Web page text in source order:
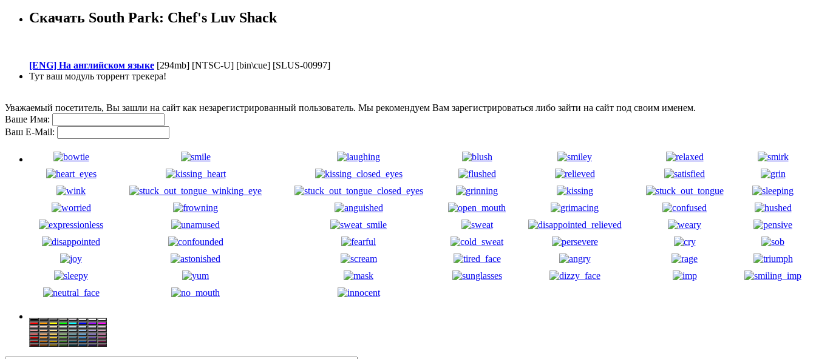
Скачать South Park: Chef's Luv Shack
[ENG] На английском языке [294mb] [NTSC-U] [bin\cue] [SLUS-00997]
Тут ваш модуль торрент трекера!
Уважаемый посетитель, Вы зашли на сайт как незарегистрированный пользователь. Мы рекомендуем Вам зарегистрироваться либо зайти на сайт под своим именем.
Ваше Имя:
Ваш E-Mail: